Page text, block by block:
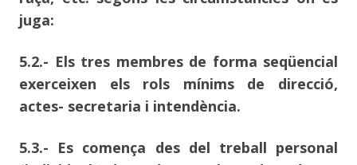
juga:
5.2.- Els tres membres de forma seqüencial
exerceixen els rols mínims de direcció,
actes- secretaria i intendència.
5.3.- Es comença des del treball personal